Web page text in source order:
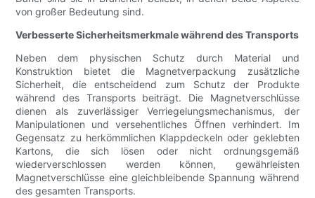
von großer Bedeutung sind.
Verbesserte Sicherheitsmerkmale während des Transports
Neben dem physischen Schutz durch Material und
Konstruktion bietet die Magnetverpackung zusätzliche
Sicherheit, die entscheidend zum Schutz der Produkte
während des Transports beiträgt. Die Magnetverschlüsse
dienen als zuverlässiger Verriegelungsmechanismus, der
Manipulationen und versehentliches Öffnen verhindert. Im
Gegensatz zu herkömmlichen Klappdeckeln oder geklebten
Kartons, die sich lösen oder nicht ordnungsgemäß
wiederverschlossen werden können, gewährleisten
Magnetverschlüsse eine gleichbleibende Spannung während
des gesamten Transports.